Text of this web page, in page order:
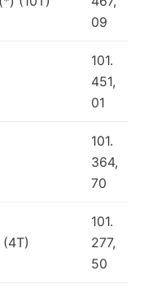
09
101.
451,
01
101.
364,
70
101.
277,
50